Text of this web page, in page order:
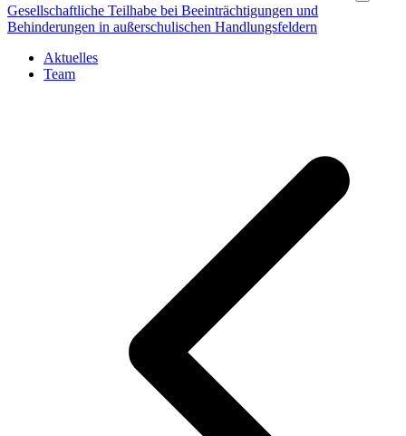
Gesellschaftliche Teilhabe bei Beeinträchtigungen und
Behinderungen in außerschulischen Handlungsfeldern
Aktuelles
Team